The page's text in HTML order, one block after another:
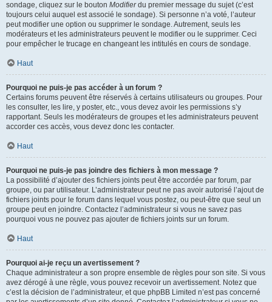
sondage, cliquez sur le bouton Modifierdu premier message du sujet (c’est
toujours celui auquel est associé le sondage). Si personne n’a voté, l’auteur
peut modifier une option ou supprimer le sondage. Autrement, seuls les
modérateurs et les administrateurs peuvent le modifier ou le supprimer. Ceci
pour empêcher le trucage en changeant les intitulés en cours de sondage.
Haut
Pourquoi ne puis-je pas accéder à un forum ?
Certains forums peuvent être réservés à certains utilisateurs ou groupes. Pour
les consulter, les lire, y poster, etc., vous devez avoir les permissions s’y
rapportant. Seuls les modérateurs de groupes et les administrateurs peuvent
accorder ces accès, vous devez donc les contacter.
Haut
Pourquoi ne puis-je pas joindre des fichiers à mon message ?
La possibilité d’ajouter des fichiers joints peut être accordée par forum, par
groupe, ou par utilisateur. L’administrateur peut ne pas avoir autorisé l’ajout de
fichiers joints pour le forum dans lequel vous postez, ou peut-être que seul un
groupe peut en joindre. Contactez l’administrateur si vous ne savez pas
pourquoi vous ne pouvez pas ajouter de fichiers joints sur un forum.
Haut
Pourquoi ai-je reçu un avertissement ?
Chaque administrateur a son propre ensemble de règles pour son site. Si vous
avez dérogé à une règle, vous pouvez recevoir un avertissement. Notez que
c’est la décision de l’administrateur, et que phpBB Limited n’est pas concerné